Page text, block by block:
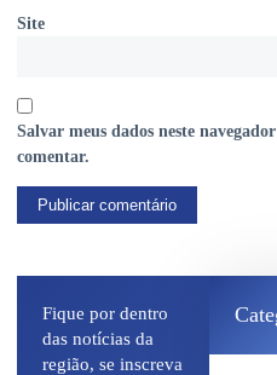
Site
Salvar meus dados neste
comentar.
Fique por dentro
das notícias da
região, se inscreva